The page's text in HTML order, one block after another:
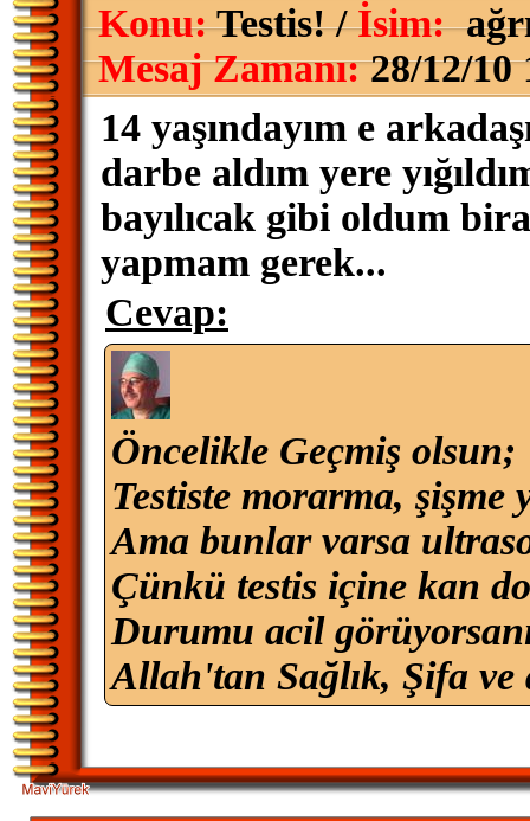
Konu:Testis! /İsim:
Mesaj Zamanı:28/12/10
14 yaşındayım e
darbe aldım yere
bayılıcak gibi oldum
yapmam gerek...
Cevap:
Öncelikle Geçmiş olsun;
Testiste morarma,
Ama bunlar varsa
Çünkü testis içine kan
Durumu acil
Allah'tan Sağlık, Şifa